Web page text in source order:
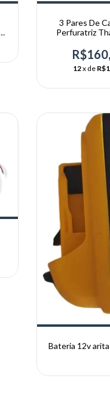
3 Pares De
Perfuratriz
12x de
Bateria 12v